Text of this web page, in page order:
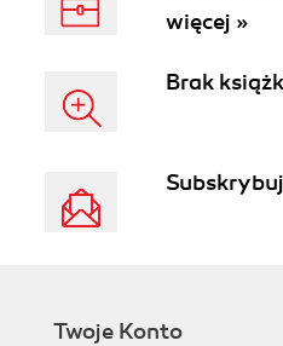
więcej »
Brak
Twoje Konto